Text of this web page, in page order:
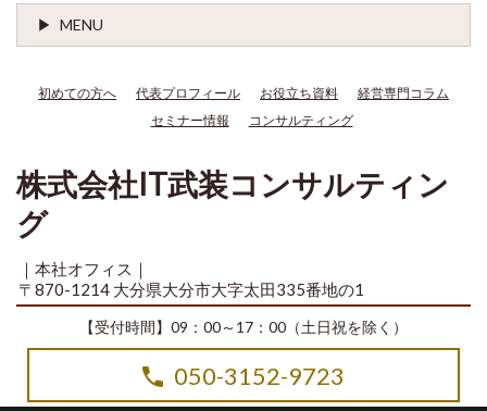
MENU
初めての方へ 代表プロフィール お役立ち資料
経営専門コラム
セミナー情報
コンサルティング
株式会社IT武装コンサルティン
グ
｜本社オフィス｜
〒870-1214 大分県大分市大字太田335番地の1
【受付時間】09：00～17：00（土日祝を除く）
050-3152-9723